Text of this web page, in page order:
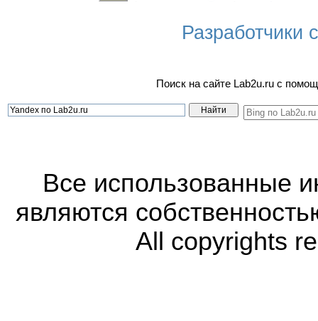
Разработчики
Поиск на сайте Lab2u.ru с
Все использованные
являются
All copyrights